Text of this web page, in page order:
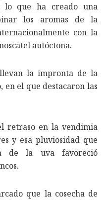
lo que ha creado una
los aromas de la
con la
autóctona.
la impronta de la
en el que destacaron las
retraso en la vendimia
y esa pluviosidad que
de la uva favoreció
que la cosecha de